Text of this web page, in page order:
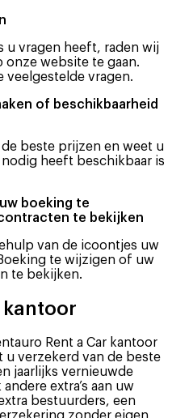
u vragen heeft, raden wij
onze website te gaan.
veelgestelde vragen.
of beschikbaarheid
beste prijzen en weet u
heeft beschikbaar is
boeking te
te bekijken
van de icoontjes uw
te wijzigen of uw
te bekijken.
kantoor
Rent a Car kantoor
verzekerd van de beste
jaarlijks vernieuwde
extra’s aan uw
bestuurders, een
zonder eigen